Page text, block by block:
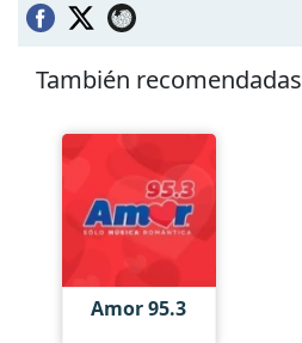
También recomendadas
Amor 95.3